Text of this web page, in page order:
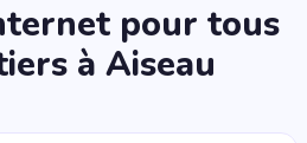
pour tous
à Aiseau